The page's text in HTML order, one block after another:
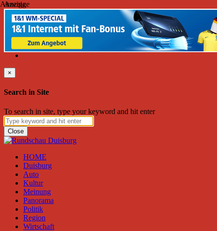
Freitag, August 07, 2026
Friend on Facebook Follow on Twitter Subscribe to RSS
Search
×
Search in Site
To search in site, type your keyword and hit enter
Close
HOME
Duisburg
Auto
Kultur
Meinung
Panorama
Politik
Region
Wirtschaft
Anzeige
Anzeige